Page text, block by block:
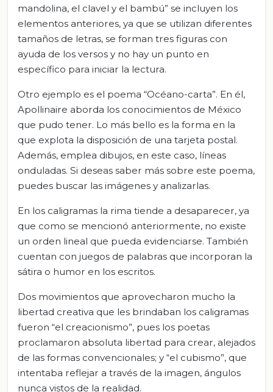
mandolina, el clavel y el bambú” se incluyen los
elementos anteriores, ya que se utilizan diferentes
tamaños de letras, se forman tres figuras con
ayuda de los versos y no hay un punto en
específico para iniciar la lectura.
Otro ejemplo es el poema “Océano-carta”. En él,
Apollinaire aborda los conocimientos de México
que pudo tener. Lo más bello es la forma en la
que explota la disposición de una tarjeta postal.
Además, emplea dibujos, en este caso, líneas
onduladas. Si deseas saber más sobre este poema,
puedes buscar las imágenes y analizarlas.
En los caligramas la rima tiende a desaparecer, ya
que como se mencionó anteriormente, no existe
un orden lineal que pueda evidenciarse. También
cuentan con juegos de palabras que incorporan la
sátira o humor en los escritos.
Dos movimientos que aprovecharon mucho la
libertad creativa que les brindaban los caligramas
fueron “el creacionismo”, pues los poetas
proclamaron absoluta libertad para crear, alejados
de las formas convencionales; y “el cubismo”, que
intentaba reflejar a través de la imagen, ángulos
nunca vistos de la realidad.